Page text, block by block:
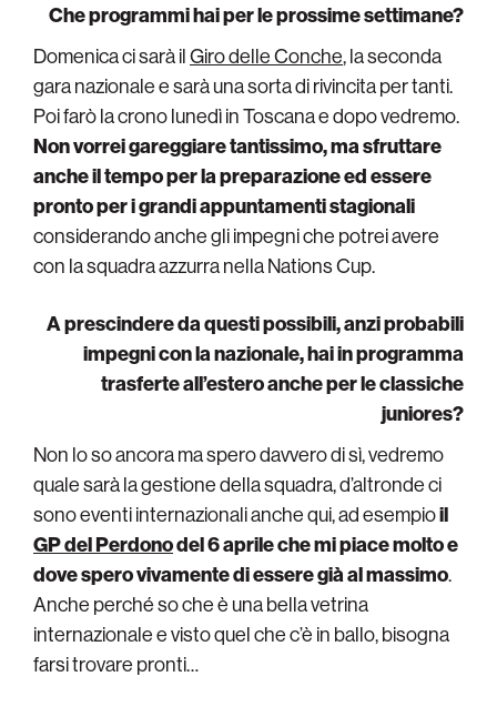
Che programmi hai per le prossime settimane?
Domenica ci sarà ilGiro delle Conche, la seconda
gara nazionale e sarà una sorta di rivincita per tanti.
Poi farò la crono lunedì in Toscana e dopo vedremo.
Non vorrei gareggiare tantissimo, ma sfruttare
anche il tempo per la preparazione ed essere
pronto per i grandi appuntamenti stagionali
considerando anche gli impegni che potrei avere
con la squadra azzurra nella Nations Cup.
A prescindere da questi possibili, anzi probabili
impegni con la nazionale, hai in programma
trasferte all’estero anche per le classiche
juniores?
Non lo so ancora ma spero davvero di sì, vedremo
quale sarà la gestione della squadra, d’altronde ci
sono eventi internazionali anche qui, ad esempioil
GP del Perdonodel 6 aprile che mi piace molto e
dove spero vivamente di essere già al massimo.
Anche perché so che è una bella vetrina
internazionale e visto quel che c’è in ballo, bisogna
farsi trovare pronti…